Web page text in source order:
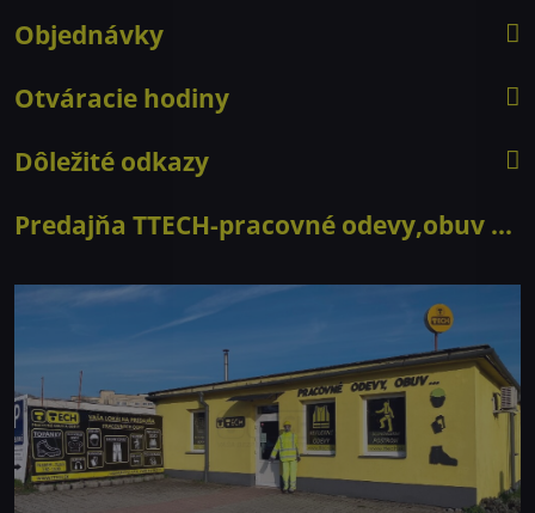
Objednávky
Otváracie hodiny
Dôležité odkazy
Predajňa TTECH-pracovné odevy,obuv ...